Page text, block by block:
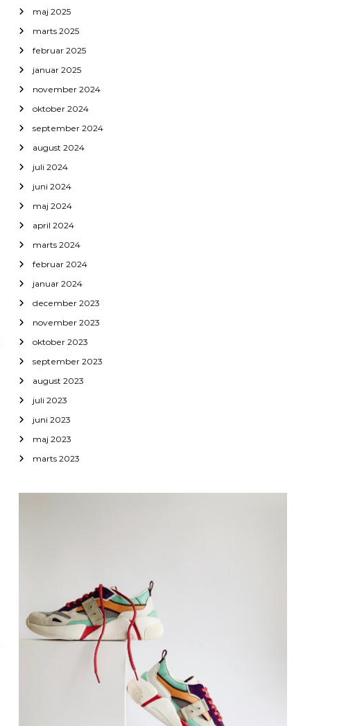
maj 2025
marts 2025
februar 2025
januar 2025
november 2024
oktober 2024
september 2024
august 2024
juli 2024
juni 2024
maj 2024
april 2024
marts 2024
februar 2024
januar 2024
december 2023
november 2023
oktober 2023
september 2023
august 2023
juli 2023
juni 2023
maj 2023
marts 2023